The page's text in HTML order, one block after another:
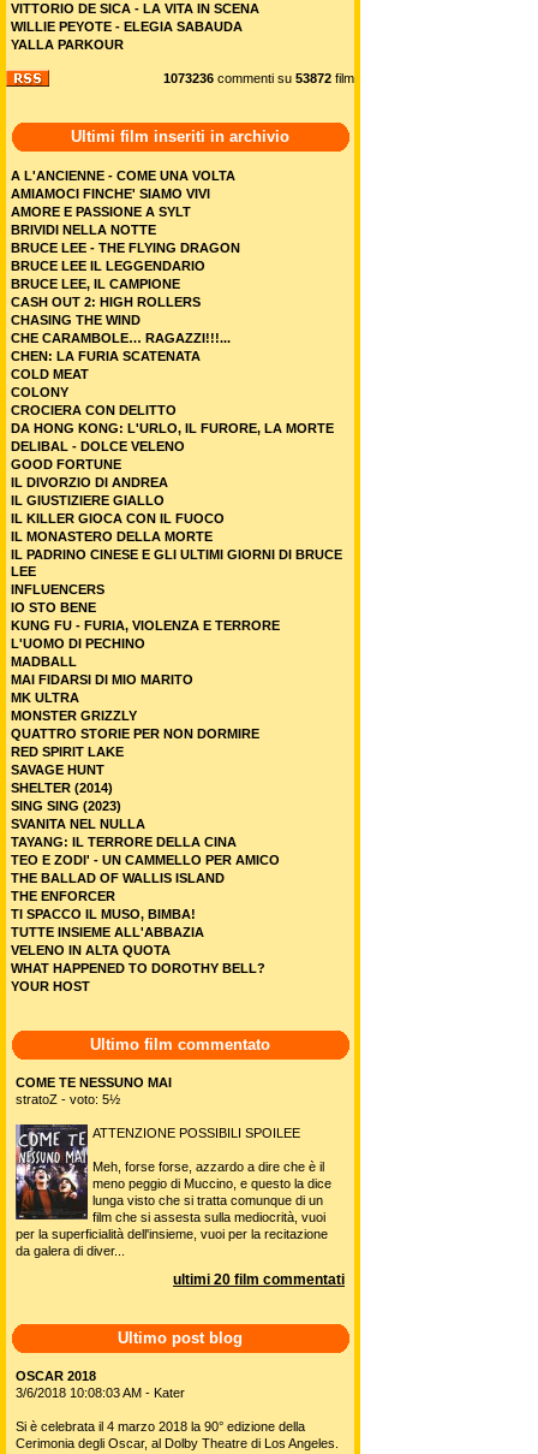
VITTORIO DE SICA - LA VITA IN SCENA
WILLIE PEYOTE - ELEGIA SABAUDA
YALLA PARKOUR
1073236 commenti su 53872 film
Ultimi film inseriti in archivio
A L'ANCIENNE - COME UNA VOLTA
AMIAMOCI FINCHE' SIAMO VIVI
AMORE E PASSIONE A SYLT
BRIVIDI NELLA NOTTE
BRUCE LEE - THE FLYING DRAGON
BRUCE LEE IL LEGGENDARIO
BRUCE LEE, IL CAMPIONE
CASH OUT 2: HIGH ROLLERS
CHASING THE WIND
CHE CARAMBOLE… RAGAZZI!!!...
CHEN: LA FURIA SCATENATA
COLD MEAT
COLONY
CROCIERA CON DELITTO
DA HONG KONG: L'URLO, IL FURORE, LA MORTE
DELIBAL - DOLCE VELENO
GOOD FORTUNE
IL DIVORZIO DI ANDREA
IL GIUSTIZIERE GIALLO
IL KILLER GIOCA CON IL FUOCO
IL MONASTERO DELLA MORTE
IL PADRINO CINESE E GLI ULTIMI GIORNI DI BRUCE
LEE
INFLUENCERS
IO STO BENE
KUNG FU - FURIA, VIOLENZA E TERRORE
L'UOMO DI PECHINO
MADBALL
MAI FIDARSI DI MIO MARITO
MK ULTRA
MONSTER GRIZZLY
QUATTRO STORIE PER NON DORMIRE
RED SPIRIT LAKE
SAVAGE HUNT
SHELTER (2014)
SING SING (2023)
SVANITA NEL NULLA
TAYANG: IL TERRORE DELLA CINA
TEO E ZODI' - UN CAMMELLO PER AMICO
THE BALLAD OF WALLIS ISLAND
THE ENFORCER
TI SPACCO IL MUSO, BIMBA!
TUTTE INSIEME ALL'ABBAZIA
VELENO IN ALTA QUOTA
WHAT HAPPENED TO DOROTHY BELL?
YOUR HOST
Ultimo film commentato
COME TE NESSUNO MAI
stratoZ - voto: 5½
ATTENZIONE POSSIBILI SPOILEE
Meh, forse forse, azzardo a dire che è il
meno peggio di Muccino, e questo la dice
lunga visto che si tratta comunque di un
film che si assesta sulla mediocrità, vuoi
per la superficialità dell'insieme, vuoi per la recitazione
da galera di diver...
ultimi 20 film commentati
Ultimo post blog
OSCAR 2018
3/6/2018 10:08:03 AM - Kater
Si è celebrata il 4 marzo 2018 la 90° edizione della
Cerimonia degli Oscar, al Dolby Theatre di Los Angeles.